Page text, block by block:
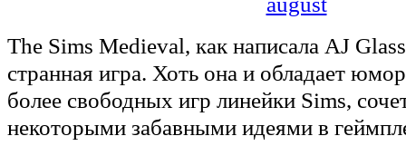
The Sims Medieval, как написала AJ
странная игра. Хоть она и обладает
более свободных игр линейки Sims,
некоторыми забавными идеями в